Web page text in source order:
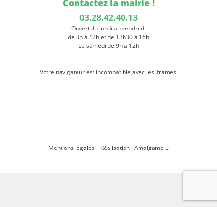
Contactez la mairie !
03.28.42.40.13
Ouvert du lundi au vendredi
de 8h à 12h et de 13h30 à 16h
Le samedi de 9h à 12h
Votre navigateur est incompatible avec les iframes.
Mentions légales Réalisation : Amalgame